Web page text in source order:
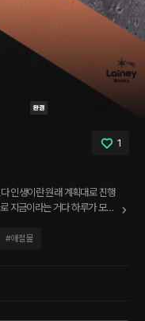
1
인생이란 원래 계획대로 진행
는 거다 하루가 모자
다.
#애절물